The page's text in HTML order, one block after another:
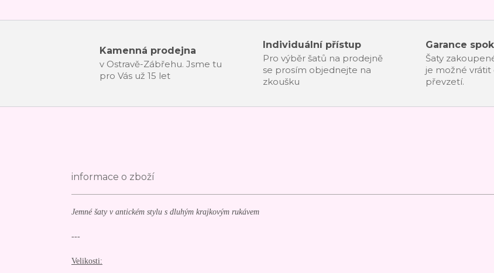
Kamenná prodejna
v Ostravě-Zábřehu. Jsme tu
pro Vás už 15 let
Individuální přístup
Pro výběr šatů na prodejně
se prosím objednejte na
zkoušku
Garance
Šaty
je možné vrátit
převzetí.
informace o zboží
Jemné šaty v antickém stylu s dluhým krajkovým rukávem
---
Velikosti: